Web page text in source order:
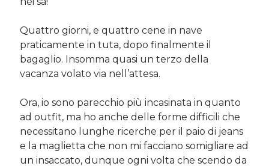
Quattro giorni, e quattro cene in nave
praticamente in tuta, dopo finalmente il
bagaglio. Insomma quasi un terzo della
vacanza volato via nell’attesa.
Ora, io sono parecchio più incasinata in quanto
ad outfit, ma ho anche delle forme difficili che
necessitano lunghe ricerche per il paio di jeans
e la maglietta che non mi facciano somigliare ad
un insaccato, dunque ogni volta che scendo da